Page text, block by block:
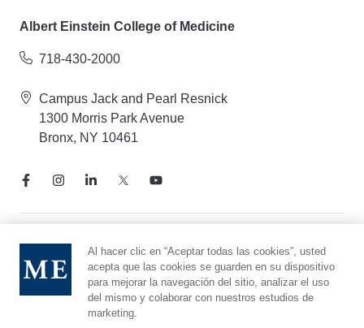
Albert Einstein College of Medicine
718-430-2000
Campus Jack and Pearl Resnick
1300 Morris Park Avenue
Bronx, NY 10461
Aviso de prácticas de privacidad
Línea directa de cumplimiento
Denunciar maltrato
Preferencias de cookies
Al hacer clic en “Aceptar todas las cookies”, usted
acepta que las cookies se guarden en su dispositivo
para mejorar la navegación del sitio, analizar el uso
del mismo y colaborar con nuestros estudios de
marketing.